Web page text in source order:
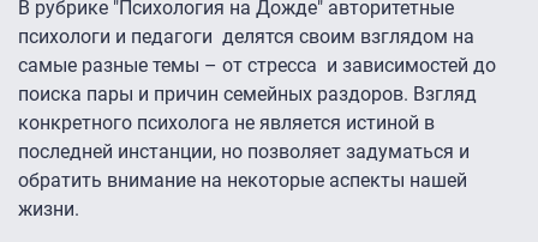
В рубрике "Психология на Дожде" авторитетные
психологи и педагоги делятся своим взглядом на
самые разные темы – от стресса и зависимостей до
поиска пары и причин семейных раздоров. Взгляд
конкретного психолога не является истиной в
последней инстанции, но позволяет задуматься и
обратить внимание на некоторые аспекты нашей
жизни.